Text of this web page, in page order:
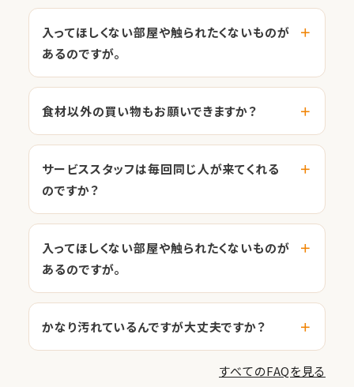
入ってほしくない部屋や触られたくないものが
あるのですが。
食材以外の買い物もお願いできますか？
サービススタッフは毎回同じ人が来てくれる
のですか？
入ってほしくない部屋や触られたくないものが
あるのですが。
かなり汚れているんですが大丈夫ですか？
すべてのFAQを見る